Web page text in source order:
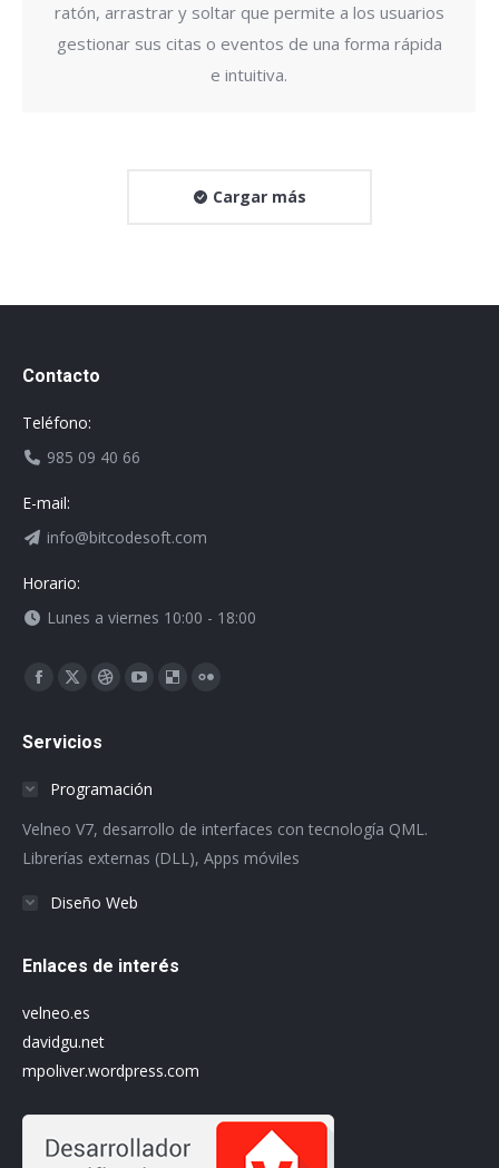
ratón, arrastrar y soltar que permite a los usuarios
gestionar sus citas o eventos de una forma rápida
e intuitiva.
Cargar más
Contacto
Teléfono:
985 09 40 66
E-mail:
info@bitcodesoft.com
Horario:
Lunes a viernes 10:00 - 18:00
Encuéntranos en:
Facebook
opens
window
X
opens
new
window
Dribbble
window
YouTube
window
Delicious
windowwindow
Servicios
Programación
Velneo V7, desarrollo de interfaces con tecnología QML.
Librerías externas (DLL), Apps móviles
Diseño Web
Enlaces de interés
velneo.es
davidgu.net
mpoliver.wordpress.com